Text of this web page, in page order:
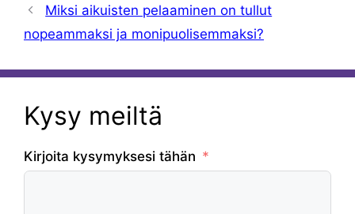
Miksi aikuisten pelaaminen on tullut
nopeammaksi ja monipuolisemmaksi?
Kysy meiltä
Kirjoita kysymyksesi tähän